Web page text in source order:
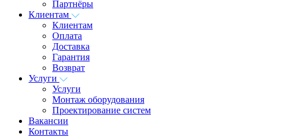
Партнёры
Клиентам
Клиентам
Оплата
Доставка
Гарантия
Возврат
Услуги
Услуги
Монтаж оборудования
Проектирование систем
Вакансии
Контакты